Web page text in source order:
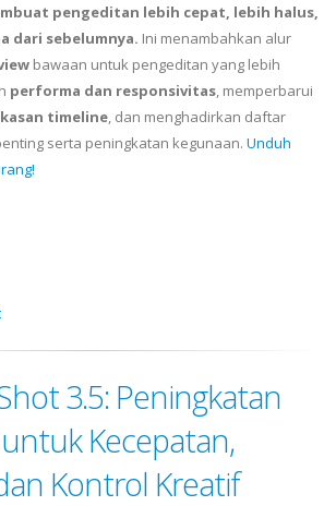
pengeditan lebih cepat, lebih halus,
dari sebelumnya. Ini menambahkan alur
bawaan untuk pengeditan yang lebih
performa dan responsivitas, memperbarui
timeline, dan menghadirkan daftar
serta peningkatan kegunaan. Unduh
3.5: Peningkatan
Kecepatan,
Kontrol Kreatif